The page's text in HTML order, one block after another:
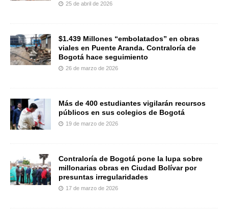
25 de abril de 2026
$1.439 Millones “embolatados” en obras
viales en Puente Aranda. Contraloría de
Bogotá hace seguimiento
26 de marzo de 2026
Más de 400 estudiantes vigilarán recursos
públicos en sus colegios de Bogotá
19 de marzo de 2026
Contraloría de Bogotá pone la lupa sobre
millonarias obras en Ciudad Bolívar por
presuntas irregularidades
17 de marzo de 2026